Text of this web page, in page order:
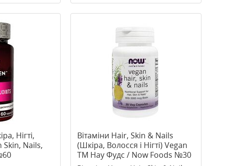
Нігті,
Skin, Nails,
Вітаміни Hair, Skin & Nails
(Шкіра, Волосся і Нігті) Vegan
ТМ Нау Фудс / Now Foods №30